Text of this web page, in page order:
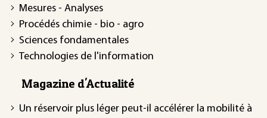
Mesures - Analyses
Procédés chimie - bio - agro
Sciences fondamentales
Technologies de l'information
Magazine d'Actualité
Un réservoir plus léger peut-il accélérer la mobilité à